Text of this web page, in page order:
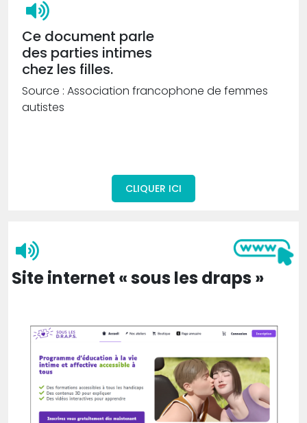
Ce document parle
des parties intimes
chez les filles.
Source : Association francophone de femmes
autistes
CLIQUER ICI
Site internet « sous les draps »